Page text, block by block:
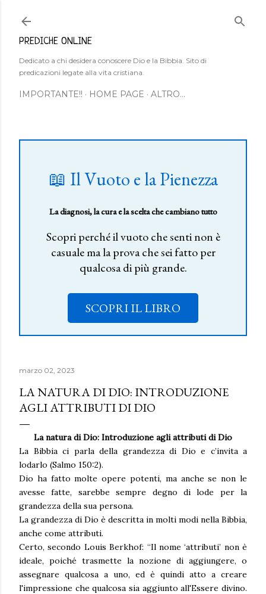
PREDICHE ONLINE
Dedicato a chi desidera conoscere Dio e la Bibbia. Sito di
predicazioni legate alla vita cristiana.
IMPORTANTE!! HOME PAGE ALTRO…
📖 Il Vuoto e la Pienezza
La diagnosi, la cura e la scelta che cambiano tutto
Scopri perché il vuoto che senti non è
casuale ma la prova che sei fatto per
qualcosa di più grande.
SCOPRI IL LIBRO
marzo 02, 2023
LA NATURA DI DIO: INTRODUZIONE
AGLI ATTRIBUTI DI DIO
La natura di Dio: Introduzione agli attributi di Dio
La Bibbia ci parla della grandezza di Dio e c’invita a
lodarlo (Salmo 150:2).
Dio ha fatto molte opere potenti, ma anche se non le
avesse fatte, sarebbe sempre degno di lode per la
grandezza della sua persona.
La grandezza di Dio è descritta in molti modi nella Bibbia,
anche come attributi.
Certo, secondo Louis Berkhof: “Il nome ‘attributi’ non è
ideale, poiché trasmette la nozione di aggiungere, o
assegnare qualcosa a uno, ed è quindi atto a creare
l'impressione che qualcosa sia aggiunto all'Essere divino.